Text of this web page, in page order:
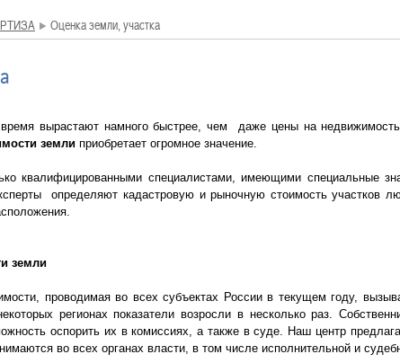
Оценка земли, участка
вырастают намного быстрее, чем даже цены на
земли приобретает огромное значение.
квалифицированными специалистами, имеющими специальные
определяют кадастровую и рыночную стоимость участков
земли
проводимая во всех субъектах России в текущем году,
регионах показатели возросли в несколько раз.
оспорить их в комиссиях, а также в суде. Наш центр
во всех органах власти, в том числе исполнительной и